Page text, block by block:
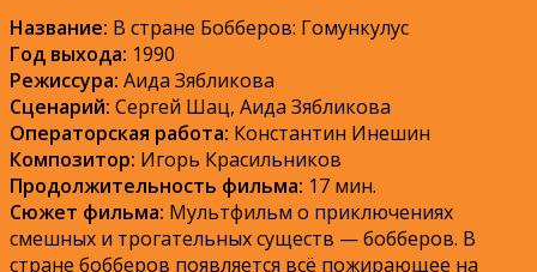
Название: В стране Бобберов: Гомункулус
Год выхода: 1990
Режиссура: Аида Зябликова
Сценарий: Сергей Шац, Аида Зябликова
Операторская работа: Константин Инешин
Композитор: Игорь Красильников
Продолжительность фильма: 17 мин.
Сюжет фильма: Мультфильм о приключениях
смешных и трогательных существ — бобберов. В
стране бобберов появляется всё пожирающее на